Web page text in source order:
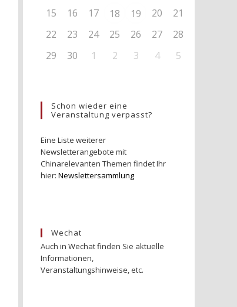
15
16 17 18 19 20
21
22
23 24 25 26 27
28
29
30 1 2 3 4 5
Schon wieder eine
Veranstaltung verpasst?
Eine Liste weiterer
Newsletterangebote mit
Chinarelevanten Themen findet Ihr
hier: Newslettersammlung
Wechat
Auch in Wechat finden Sie aktuelle
Informationen,
Veranstaltungshinweise, etc.